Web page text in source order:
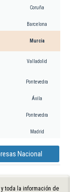
Coruña
Barcelona
Murcia
Valladolid
Pontevedra
Ávila
Pontevedra
Madrid
Nacional
toda la información de